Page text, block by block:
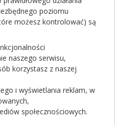
phosphoricum concentratum,
poziomu
możesz kontrolować) są
naszego serwisu,
korzystasz z naszej
i wyświetlania reklam, w
społecznościowych.